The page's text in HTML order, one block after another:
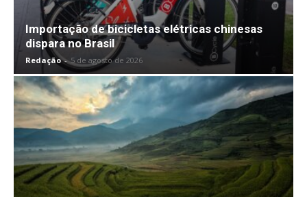
Importação de bicicletas elétricas chinesas
dispara no Brasil
Redação - 5 de agosto de 2026